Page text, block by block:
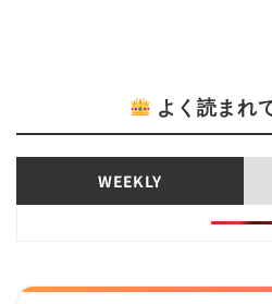
よく読まれ
WEEKLY